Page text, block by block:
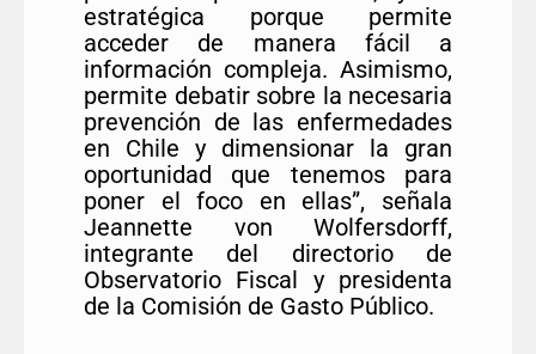
estratégica porque permite
acceder de manera fácil a
información compleja. Asimismo,
permite debatir sobre la necesaria
prevención de las enfermedades
en Chile y dimensionar la gran
oportunidad que tenemos para
poner el foco en ellas”, señala
Jeannette von Wolfersdorff,
integrante del directorio de
Observatorio Fiscal y presidenta
de la Comisión de Gasto Público.